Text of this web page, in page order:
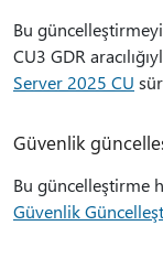
Bu
CU3 GDR
Server 2025 CU
Güvenlik
Bu güncelleştirme
Güvenlik